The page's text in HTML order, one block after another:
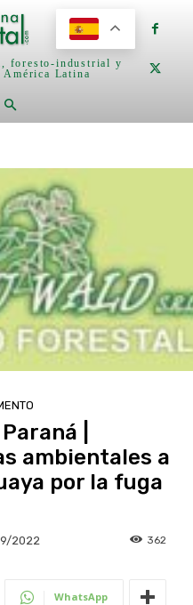
foresto-industrial y
Latina
|
ambientales a
por la fuga
2022 362
WhatsApp